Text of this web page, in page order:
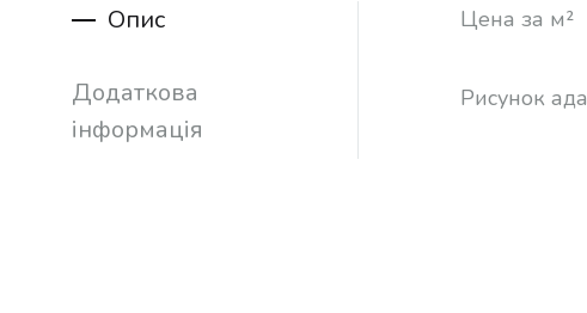
Опис
Додаткова
інформація
Цена за м²
Рисунок